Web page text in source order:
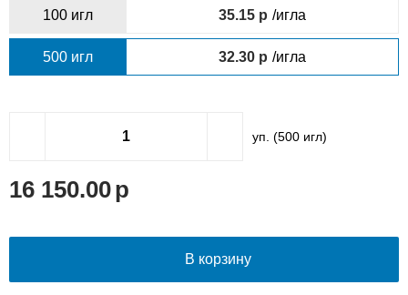
100 игл 35.15 /игла
500 игл 32.30 /игла
уп. (500игл)
16 150.00
В корзину